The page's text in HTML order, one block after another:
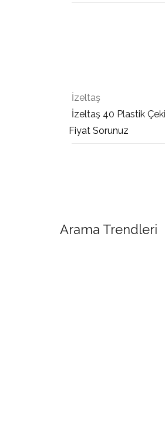
İzeltaş
İzeltaş 40 Plastik
Fiyat Sorunuz
Arama Trendleri